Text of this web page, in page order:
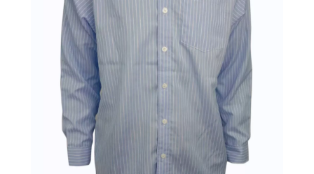
เสื้อยืดคอกลม